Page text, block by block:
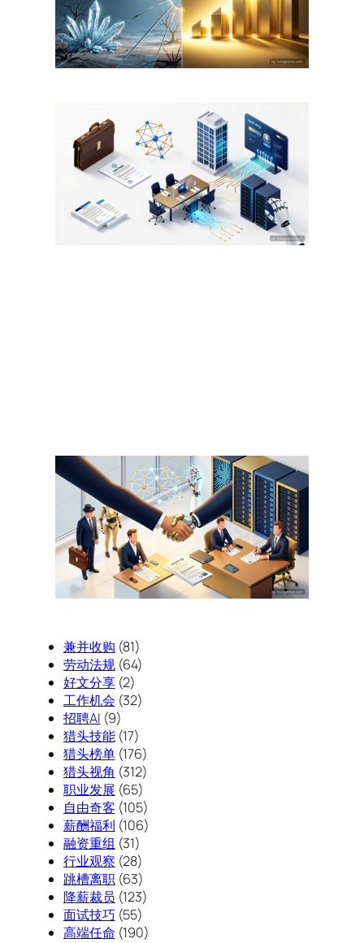
兼并收购 (81)
劳动法规(64)
好文分享(2)
工作机会 (32)
招聘AI (9)
猎头技能(17)
猎头榜单(176)
猎头视角 (312)
职业发展 (65)
自由奇客 (105)
薪酬福利 (106)
融资重组 (31)
行业观察 (28)
跳槽离职(63)
降薪裁员 (123)
面试技巧 (55)
高端任命 (190)